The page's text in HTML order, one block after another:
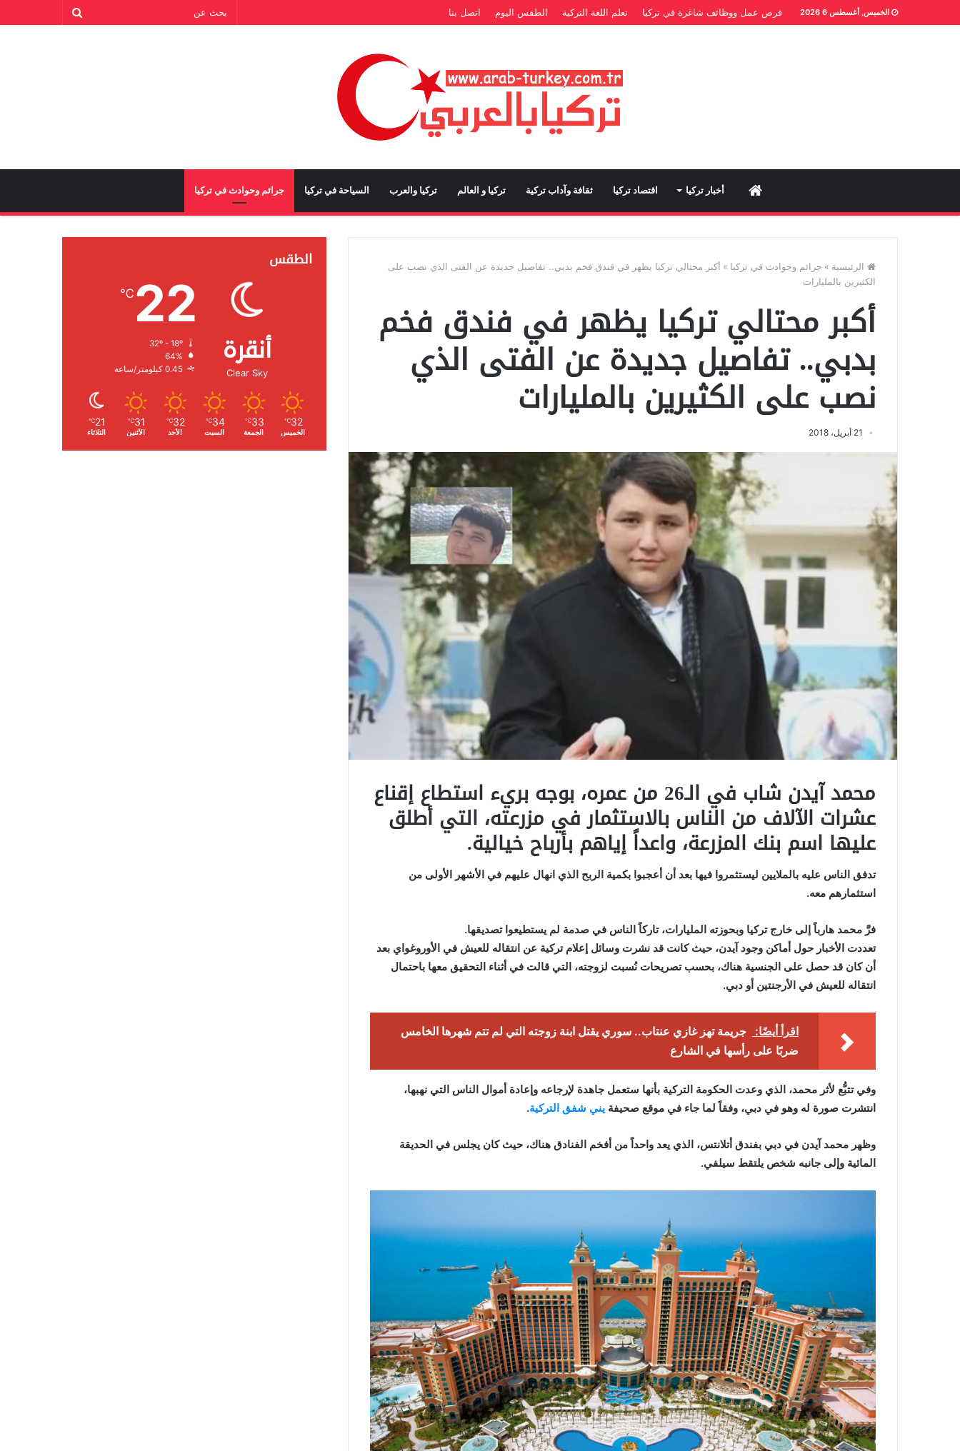
الخميس, أغسطس 6 2026 فرص عمل ووظائف شاغرة في تركيا تعلم اللغة التركية الطقس اليوم اتصل بنا
Home أخبار تركيا اقتصاد تركيا ثقافة وآداب تركية تركيا و العالم تركيا والعرب السياحة في تركيا جرائم وحوادث في تركيا
الرئيسية » جرائم وحوادث في تركيا » أكبر محتالي تركيا يظهر في فندق فخم بدبي.. تفاصيل جديدة عن الفتى الذي نصب على
الكثيرين بالمليارات
أكبر محتالي تركيا يظهر في فندق فخم
بدبي.. تفاصيل جديدة عن الفتى الذي
نصب على الكثيرين بالمليارات
21 أبريل، 2018
محمد آيدن شاب في الـ26 من عمره، بوجه بريء استطاع إقناع
عشرات الآلاف من الناس بالاستثمار في مزرعته، التي أطلق
عليها اسم بنك المزرعة، واعداً إياهم بأرباح خيالية.
تدفق الناس عليه بالملايين ليستثمروا فيها بعد أن أعجبوا بكمية الربح الذي انهال عليهم في الأشهر الأولى من
استثمارهم معه.
فرَّ محمد هارباً إلى خارج تركيا وبحوزته المليارات، تاركاً الناس في صدمة لم يستطيعوا تصديقها.
تعددت الأخبار حول أماكن وجود آيدن، حيث كانت قد نشرت وسائل إعلام تركية عن انتقاله للعيش في الأوروغواي بعد
أن كان قد حصل على الجنسية هناك، بحسب تصريحات نُسبت لزوجته، التي قالت في أثناء التحقيق معها باحتمال
انتقاله للعيش في الأرجنتين أو دبي.
اقرأ أيضًا:
جريمة تهز غازي عنتاب.. سوري يقتل ابنة زوجته التي لم تتم شهرها الخامس
ضربًا على رأسها في الشارع
وفي تتبُّع لأثر محمد، الذي وعدت الحكومة التركية بأنها ستعمل جاهدة لإرجاعه وإعادة أموال الناس التي نهبها،
انتشرت صورة له وهو في دبي، وفقاً لما جاء في موقع صحيفة يني شفق التركية.
وظهر محمد آيدن في دبي بفندق أتلانتس، الذي يعد واحداً من أفخم الفنادق هناك، حيث كان يجلس في الحديقة
المائية وإلى جانبه شخص يلتقط سيلفي.
الطقس
أنقرة
Clear Sky
22
℃
الرطوبة:
الرياح:
32
℃
الخميس
33
℃
الجمعة
34
℃
السبت
32
℃
الأحد
31
℃
الأثنين
21
℃
الثلاثاء